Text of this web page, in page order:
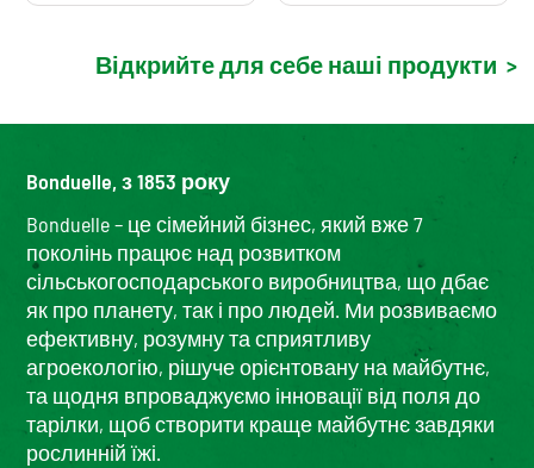
Відкрийте для себе наші продукти >
Bonduelle, з 1853 року
Bonduelle – це сімейний бізнес, який вже 7
поколінь працює над розвитком
сільськогосподарського виробництва, що дбає
як про планету, так і про людей. Ми розвиваємо
ефективну, розумну та сприятливу
агроекологію, рішуче орієнтовану на майбутнє,
та щодня впроваджуємо інновації від поля до
тарілки, щоб створити краще майбутнє завдяки
рослинній їжі.